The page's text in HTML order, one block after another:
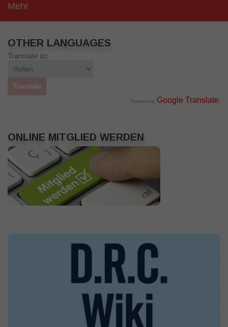
Mehr
OTHER LANGUAGES
Translate to:
Powered by Google Translate
ONLINE MITGLIED WERDEN